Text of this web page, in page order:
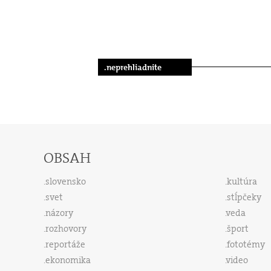
.neprehliadnite
OBSAH
slovensko
svet
názory
rozhovory
reportáže
ekonomika
kultúra
stĺpčeky
veda
šport
fototémy
video